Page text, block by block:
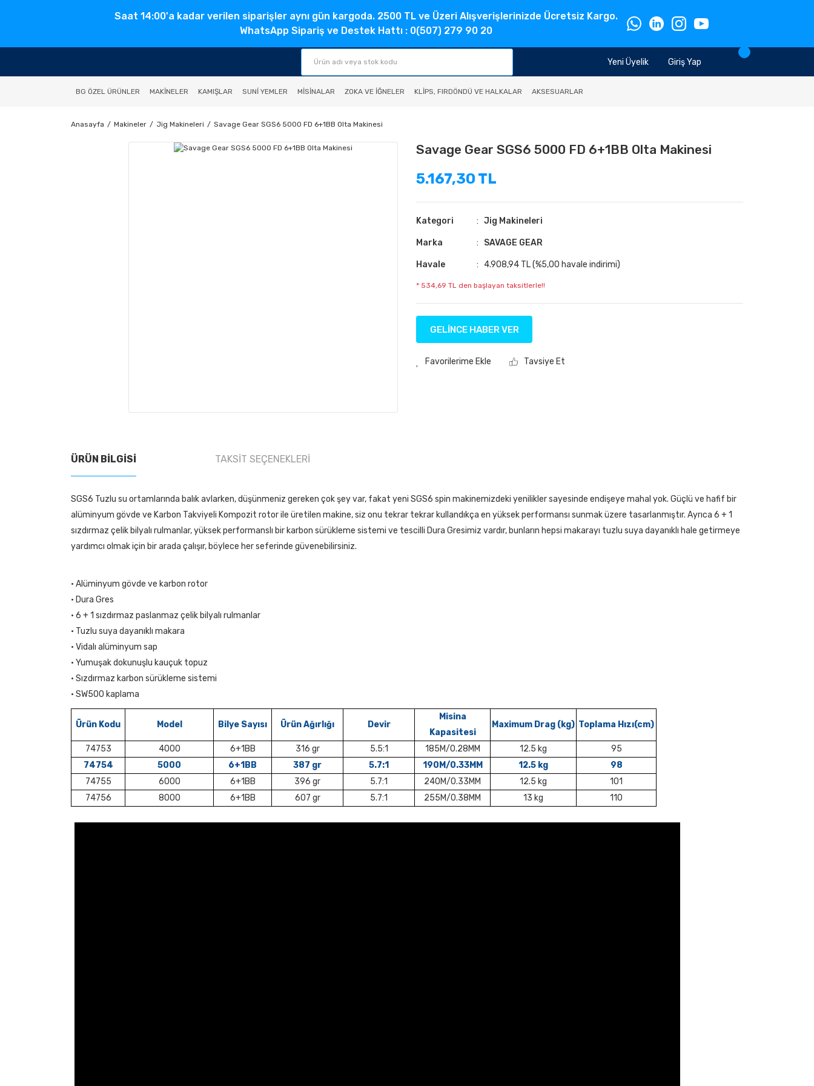
Saat 14:00'a kadar verilen siparişler aynı gün kargoda. 2500 TL ve Üzeri Alışverişlerinizde Ücretsiz Kargo.
WhatsApp Sipariş ve Destek Hattı : 0(507) 279 90 20
Giriş Yap
Yeni Üyelik
BG ÖZEL ÜRÜNLER MAKINELER KAMIŞLAR SUNI YEMLER MISINALAR ZOKA VE İĞNELER KLIPS, FIRDÖNDÜ VE HALKALAR AKSESUARLAR
Anasayfa Makineler Jig Makineleri Savage Gear SGS6 5000 FD 6+1BB Olta Makinesi
Savage Gear SGS6 5000 FD 6+1BB Olta Makinesi
5.167,30 TL
Kategori Jig Makineleri
Marka SAVAGE GEAR
Havale 4.908,94 TL (%5,00 havale indirimi)
* 534,69 TL den başlayan taksitlerle!!
GELİNCE HABER VER
Tavsiye Et
ÜRÜN BILGISI TAKSIT SEÇENEKLERI
SGS6 Tuzlu su ortamlarında balık avlarken, düşünmeniz gereken çok şey var, fakat yeni SGS6 spin makinemizdeki yenilikler sayesinde endişeye mahal yok. Güçlü ve hafif bir
alüminyum gövde ve Karbon Takviyeli Kompozit rotor ile üretilen makine, siz onu tekrar tekrar kullandıkça en yüksek performansı sunmak üzere tasarlanmıştır. Ayrıca 6 + 1
sızdırmaz çelik bilyalı rulmanlar, yüksek performanslı bir karbon sürükleme sistemi ve tescilli Dura Gresimiz vardır, bunların hepsi makarayı tuzlu suya dayanıklı hale getirmeye
yardımcı olmak için bir arada çalışır, böylece her seferinde güvenebilirsiniz.
• Alüminyum gövde ve karbon rotor
• Dura Gres
• 6 + 1 sızdırmaz paslanmaz çelik bilyalı rulmanlar
• Tuzlu suya dayanıklı makara
• Vidalı alüminyum sap
• Yumuşak dokunuşlu kauçuk topuz
• Sızdırmaz karbon sürükleme sistemi
• SW500 kaplama
Ürün Kodu Model Bilye Sayısı Ürün Ağırlığı Devir
Misina
Kapasitesi
Maximum Drag (kg) Toplama Hızı(cm)
74753 4000 6+1BB 316 gr 5.5:1 185M/0.28MM 12.5 kg
95
74754
5000 6+1BB 387 gr 5.7:1 190M/0.33MM 12.5 kg
98
74755
6000 6+1BB 396 gr 5.7:1 240M/0.33MM 12.5 kg
101
74756
8000 6+1BB 607 gr 5.7:1 255M/0.38MM 13 kg 110